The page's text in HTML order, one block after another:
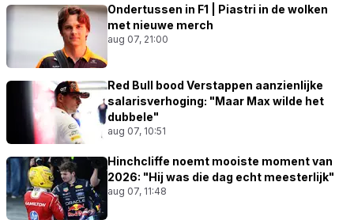
Ondertussen in F1 | Piastri in de wolken
met nieuwe merch
aug 07, 21:00
Red Bull bood Verstappen aanzienlijke
salarisverhoging: "Maar Max wilde het
dubbele"
aug 07, 10:51
Hinchcliffe noemt mooiste moment van
2026: "Hij was die dag echt meesterlijk"
aug 07, 11:48